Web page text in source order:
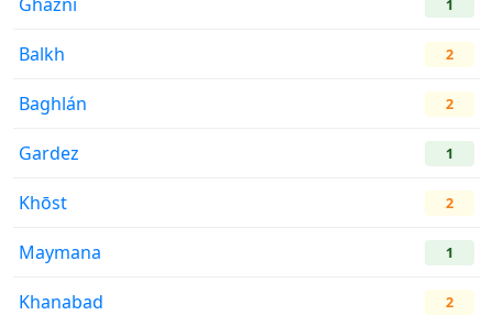
Balkh 2
Baghlán 2
Gardez 1
Khōst 2
Maymana 1
Khanabad 2